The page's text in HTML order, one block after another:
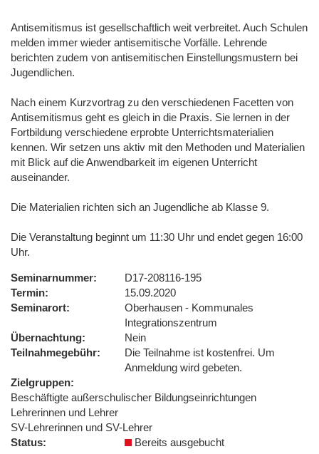
Antisemitismus ist gesellschaftlich weit verbreitet. Auch Schulen
melden immer wieder antisemitische Vorfälle. Lehrende
berichten zudem von antisemitischen Einstellungsmustern bei
Jugendlichen.
Nach einem Kurzvortrag zu den verschiedenen Facetten von
Antisemitismus geht es gleich in die Praxis. Sie lernen in der
Fortbildung verschiedene erprobte Unterrichtsmaterialien
kennen. Wir setzen uns aktiv mit den Methoden und Materialien
mit Blick auf die Anwendbarkeit im eigenen Unterricht
auseinander.
Die Materialien richten sich an Jugendliche ab Klasse 9.
Die Veranstaltung beginnt um 11:30 Uhr und endet gegen 16:00
Uhr.
Seminarnummer
D17-208116-195
Termin
15.09.2020
Seminarort
Oberhausen - Kommunales
Integrationszentrum
Übernachtung
Nein
Teilnahmegebühr
Die Teilnahme ist kostenfrei. Um
Anmeldung wird gebeten.
Zielgruppen
Beschäftigte außerschulischer Bildungseinrichtungen
Lehrerinnen und Lehrer
SV-Lehrerinnen und SV-Lehrer
Status
Bereits ausgebucht